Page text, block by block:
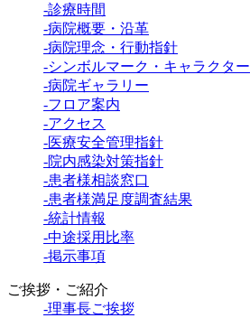
-診療時間
-病院概要・沿革
-病院理念・行動指針
-シンボルマーク・キャラクター
-病院ギャラリー
-フロア案内
-アクセス
-医療安全管理指針
-院内感染対策指針
-患者様相談窓口
-患者様満足度調査結果
-統計情報
-中途採用比率
-掲示事項
ご挨拶・ご紹介
-理事長ご挨拶